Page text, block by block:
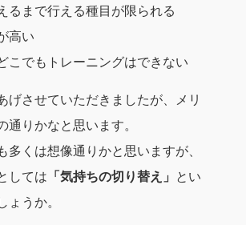
るまで行える種目が限られる
高い
こでもトレーニングはできない
げさせていただきましたが、メリ
通りかなと思います。
多くは想像通りかと思いますが、
しては 「気持ちの切り替え」 とい
ょうか。